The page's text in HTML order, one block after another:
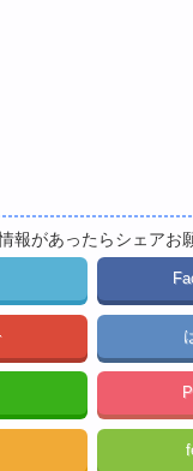
報があったらシェアお